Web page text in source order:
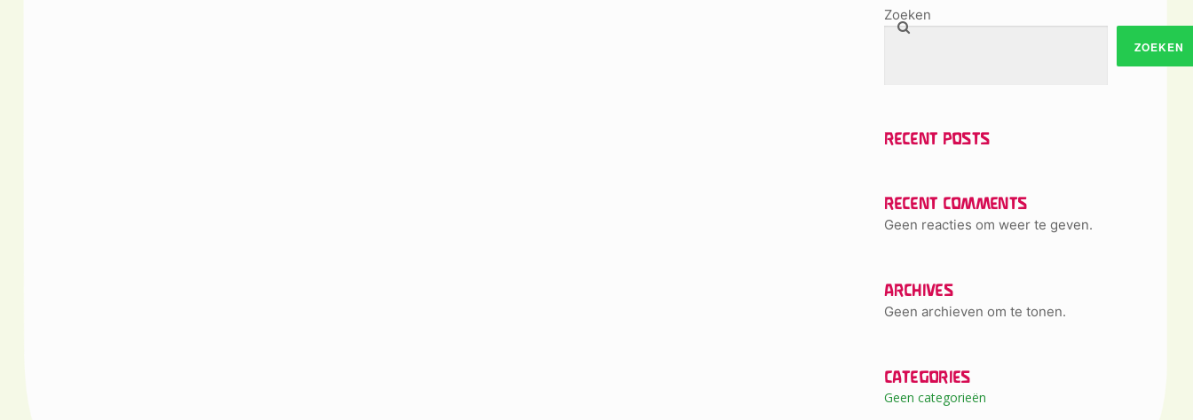
Zoeken
ZOEKEN
RECENT POSTS
RECENT COMMENTS
Geen reacties om weer te geven.
ARCHIVES
Geen archieven om te tonen.
CATEGORIES
Geen categorieën